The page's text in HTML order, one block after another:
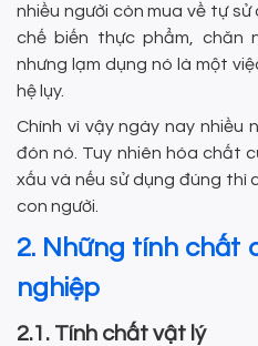
nhiều người còn mua về tự
chế biến thực phẩm, chăn
nhưng lạm dụng nó là một
hệ lụy.
Chính vì vậy ngày nay nhiều
đón nó. Tuy nhiên hóa chất
xấu và nếu sử dụng đúng thì
con người.
2. Những tính chất
nghiệp
2.1. Tính chất vật lý